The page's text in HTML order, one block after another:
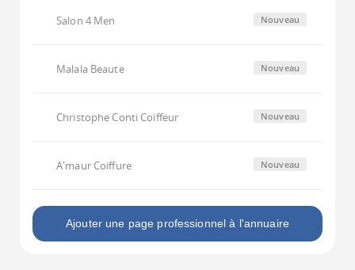
Salon 4 Men Nouveau
Malala Beaute Nouveau
Christophe Conti Coiffeur Nouveau
A'maur Coiffure Nouveau
Ajouter une page professionnel à l'annuaire